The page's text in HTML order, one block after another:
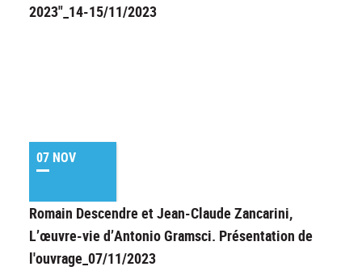
2023"_14-15/11/2023
07 NOV
Romain Descendre et Jean-Claude Zancarini,
L’œuvre-vie d’Antonio Gramsci. Présentation de
l'ouvrage_07/11/2023